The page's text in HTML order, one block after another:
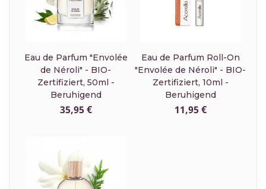
Eau de Parfum "Envolée
de Néroli" - BIO-
Zertifiziert, 50ml -
Beruhigend
35,95 €
Eau de Parfum Roll-On
"Envolée de Néroli" - BIO-
Zertifiziert, 10ml -
Beruhigend
11,95 €